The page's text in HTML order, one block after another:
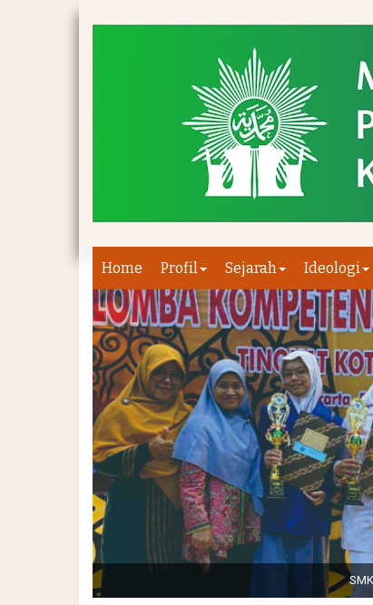
Home Profil Sejarah Ideologi